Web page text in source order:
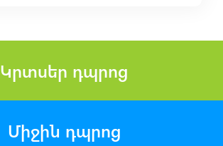
Կրտսեր դպրոց
Միջին դպրոց